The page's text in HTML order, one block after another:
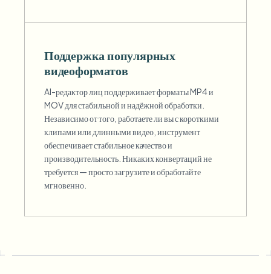
Поддержка популярных
видеоформатов
AI-редактор лиц поддерживает форматы MP4 и
MOV для стабильной и надёжной обработки.
Независимо от того, работаете ли вы с короткими
клипами или длинными видео, инструмент
обеспечивает стабильное качество и
производительность. Никаких конвертаций не
требуется — просто загрузите и обработайте
мгновенно.